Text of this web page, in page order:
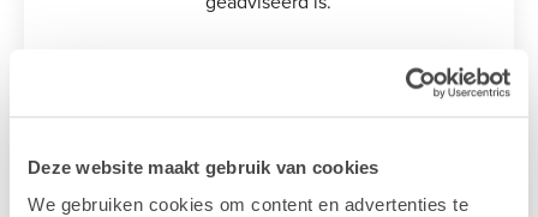
Deze website maakt gebruik van cookies
We gebruiken cookies om content en advertenties te
De eindgebruiker profiteert
werkend systeem, apparaten zijn
direct bruikbaar en veilig, en de